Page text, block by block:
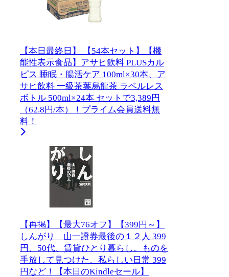
【本日最終日】 【54本セット】【機
能性表示食品】アサヒ飲料 PLUSカル
ピス 睡眠・腸活ケア 100ml×30本、ア
サヒ飲料 一級茶葉烏龍茶 ラベルレス
ボトル 500ml×24本 セットで3,389円
（62.8円/本）！プライム会員送料無
料！
【再掲】【最大76オフ】【399円～】
しんがり 山一證券最後の１２人 399
円、50代、賃貸ひとり暮らし。ものを
手放して見つけた、私らしい日常 399
円など！【本日のKindleセール】